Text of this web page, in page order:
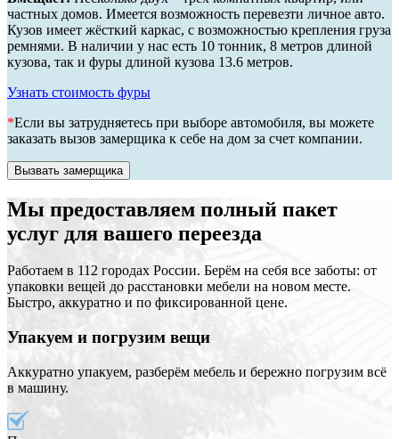
частных домов. Имеется возможность перевезти личное авто.
Кузов имеет жёсткий каркас, с возможностью крепления груза
ремнями. В наличии у нас есть 10 тонник, 8 метров длиной
кузова, так и фуры длиной кузова 13.6 метров.
Узнать стоимость фуры
*Если вы затрудняетесь при выборе автомобиля, вы можете
заказать вызов замерщика к себе на дом за счет компании.
Вызвать замерщика
Мы предоставляем полный пакет
услуг для вашего переезда
Работаем в 112 городах России. Берём на себя все заботы: от
упаковки вещей до расстановки мебели на новом месте.
Быстро, аккуратно и по фиксированной цене.
Упакуем и погрузим вещи
Аккуратно упакуем, разберём мебель и бережно погрузим всё
в машину.